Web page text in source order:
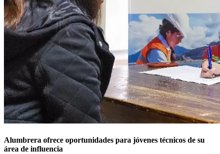
Alumbrera ofrece oportunidades para jóvenes técnicos de su
área de influencia